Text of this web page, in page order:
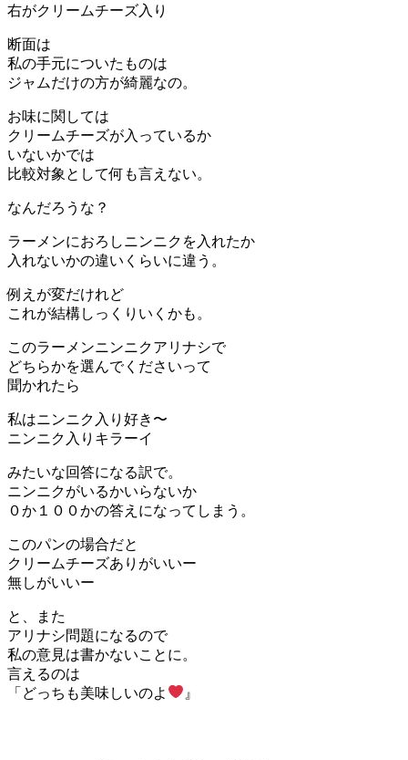
右がクリームチーズ入り
断面は
私の手元についたものは
ジャムだけの方が綺麗なの。
お味に関しては
クリームチーズが入っているか
いないかでは
比較対象として何も言えない。
なんだろうな？
ラーメンにおろしニンニクを入れたか
入れないかの違いくらいに違う。
例えが変だけれど
これが結構しっくりいくかも。
このラーメンニンニクアリナシで
どちらかを選んでくださいって
聞かれたら
私はニンニク入り好き〜
ニンニク入りキラーイ
みたいな回答になる訳で。
ニンニクがいるかいらないか
０か１００かの答えになってしまう。
このパンの場合だと
クリームチーズありがいいー
無しがいいー
と、また
アリナシ問題になるので
私の意見は書かないことに。
言えるのは
「どっちも美味しいのよ
』